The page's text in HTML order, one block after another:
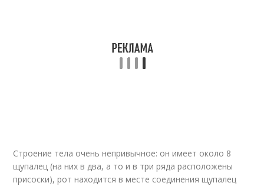
Строение тела очень непривычное: он имеет около 8
щупалец (на них в два, а то и в три ряда расположены
присоски), рот находится в месте соединения щупалец